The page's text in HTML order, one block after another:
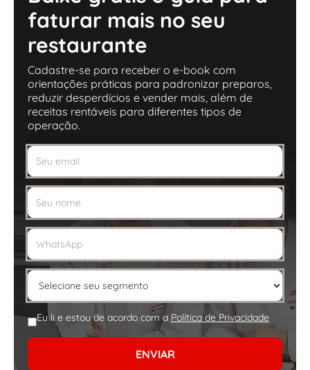
faturar mais no seu
restaurante
Cadastre-se para receber o e-book com
orientações práticas para padronizar preparos,
reduzir desperdícios e vender mais, além de
receitas rentáveis para diferentes tipos de
operação.
Eu li e estou de acordo com a Política de Privacidade
ENVIAR